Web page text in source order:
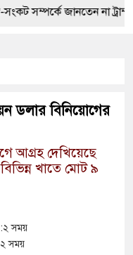
জানতেন না ট্রাম্প,
ডলার বিনিয়োগের
আগ্রহ দেখিয়েছে
বিভিন্ন খাতে মোট ৯
সময়
সময়